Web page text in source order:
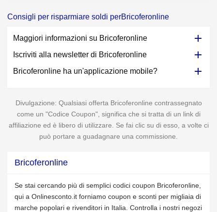
Consigli per risparmiare soldi perBricoferonline
Maggiori informazioni su Bricoferonline
Iscriviti alla newsletter di Bricoferonline
Bricoferonline ha un'applicazione mobile?
Divulgazione: Qualsiasi offerta Bricoferonline contrassegnato
come un "Codice Coupon", significa che si tratta di un link di
affiliazione ed è libero di utilizzare. Se fai clic su di esso, a volte ci
può portare a guadagnare una commissione.
Bricoferonline
Se stai cercando più di semplici codici coupon Bricoferonline,
qui a Onlinesconto.it forniamo coupon e sconti per migliaia di
marche popolari e rivenditori in Italia. Controlla i nostri negozi